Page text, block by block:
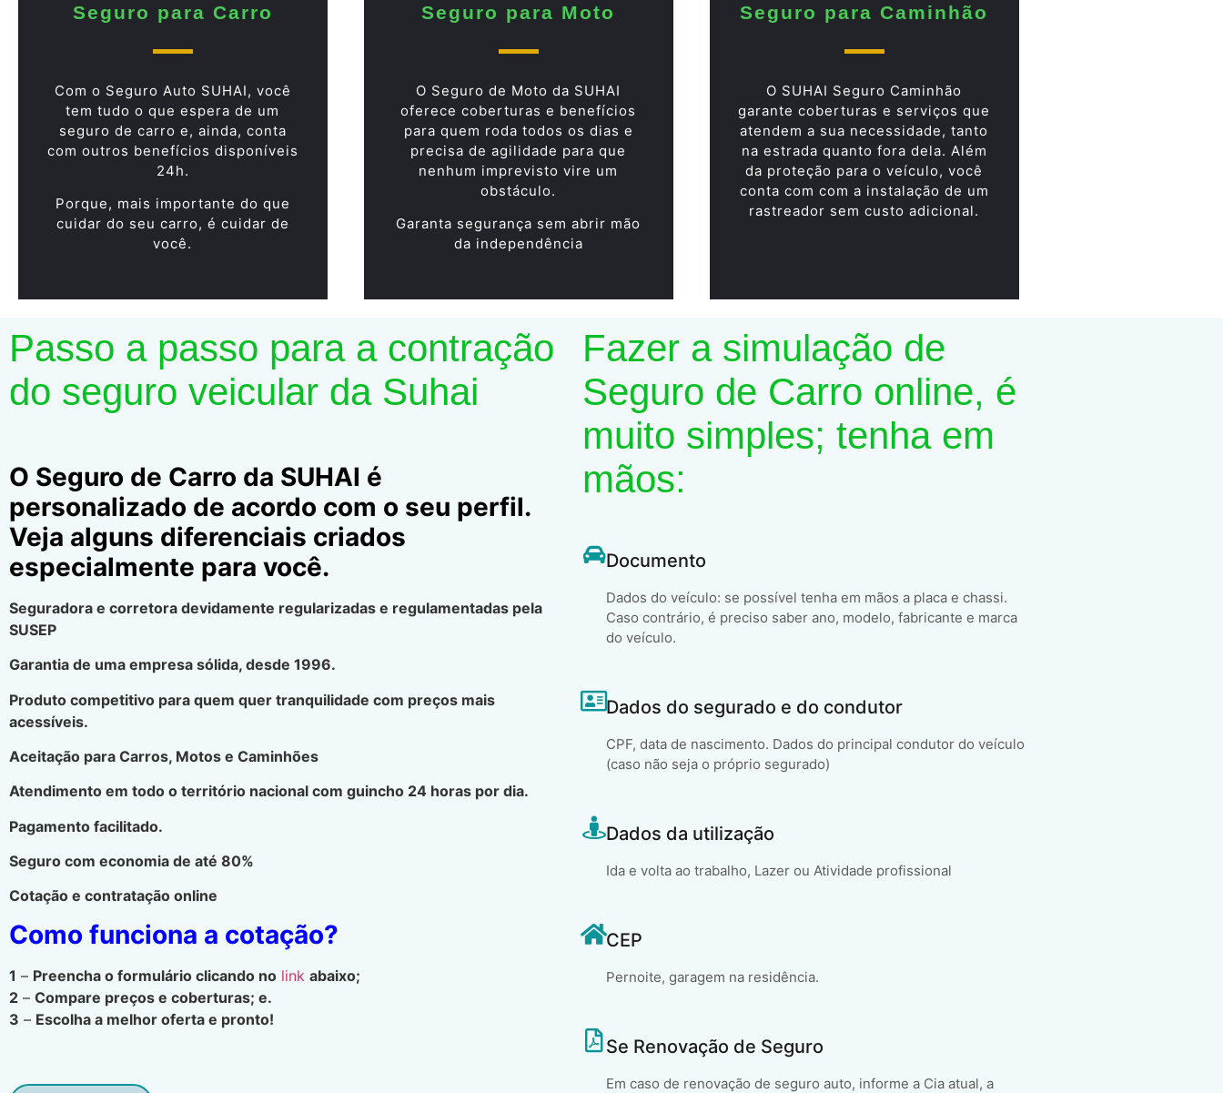
Seguro para Carro
Com o Seguro Auto SUHAI, você
tem tudo o que espera de um
seguro de carro e, ainda, conta
com outros benefícios disponíveis
24h.
Porque, mais importante do que
cuidar do seu carro, é cuidar de
você.
Seguro para Moto
O Seguro de Moto da SUHAI
oferece coberturas e benefícios
para quem roda todos os dias e
precisa de agilidade para que
nenhum imprevisto vire um
obstáculo.
Garanta segurança sem abrir mão
da independência
Seguro para Caminhão
O SUHAI Seguro Caminhão
garante coberturas e serviços que
atendem a sua necessidade, tanto
na estrada quanto fora dela. Além
da proteção para o veículo, você
conta com com a instalação de um
rastreador sem custo adicional.
Passo a passo para a contração
do seguro veicular da Suhai
O Seguro de Carro da SUHAI é
personalizado de acordo com o seu perfil.
Veja alguns diferenciais criados
especialmente para você.
Seguradora e corretora devidamente regularizadas e regulamentadas pela
SUSEP
Garantia de uma empresa sólida, desde 1996.
Produto competitivo para quem quer tranquilidade com preços mais
acessíveis.
Aceitação para Carros, Motos e Caminhões
Atendimento em todo o território nacional com guincho 24 horas por dia.
Pagamento facilitado.
Seguro com economia de até 80%
Cotação e contratação online
Como funciona a cotação?
1 – Preencha o formulário clicando no link abaixo;
2 – Compare preços e coberturas; e.
3 – Escolha a melhor oferta e pronto!
Fazer a simulação de
Seguro de Carro online, é
muito simples; tenha em
mãos:
Documento
Dados do veículo: se possível tenha em mãos a placa e chassi.
Caso contrário, é preciso saber ano, modelo, fabricante e marca
do veículo.
Dados do segurado e do condutor
CPF, data de nascimento. Dados do principal condutor do veículo
(caso não seja o próprio segurado)
Dados da utilização
Ida e volta ao trabalho, Lazer ou Atividade profissional
CEP
Pernoite, garagem na residência.
Se Renovação de Seguro
Em caso de renovação de seguro auto, informe a Cia atual, a